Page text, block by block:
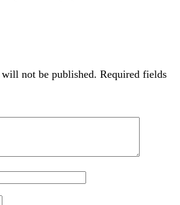
not be published. Required fields